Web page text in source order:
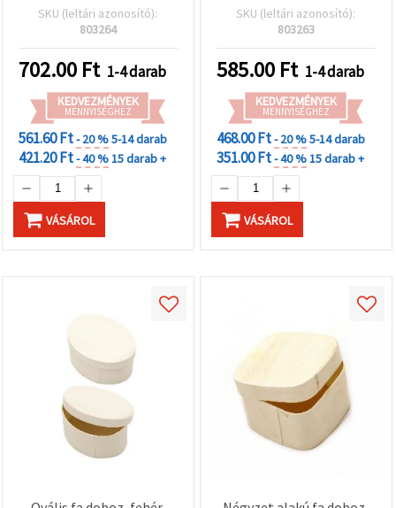
SKU (leltári azonosító):
803264
702.00 Ft 1-4 darab
KEDVEZMÉNYEK
MENNYISÉGHEZ
561.60 Ft- 20 %5-14 darab
421.20 Ft- 40 %15 darab +
VÁSÁROL
SKU (leltári azonosító):
803263
585.00 Ft 1-4 darab
KEDVEZMÉNYEK
MENNYISÉGHEZ
468.00 Ft- 20 %5-14 darab
351.00 Ft- 40 %15 darab +
VÁSÁROL